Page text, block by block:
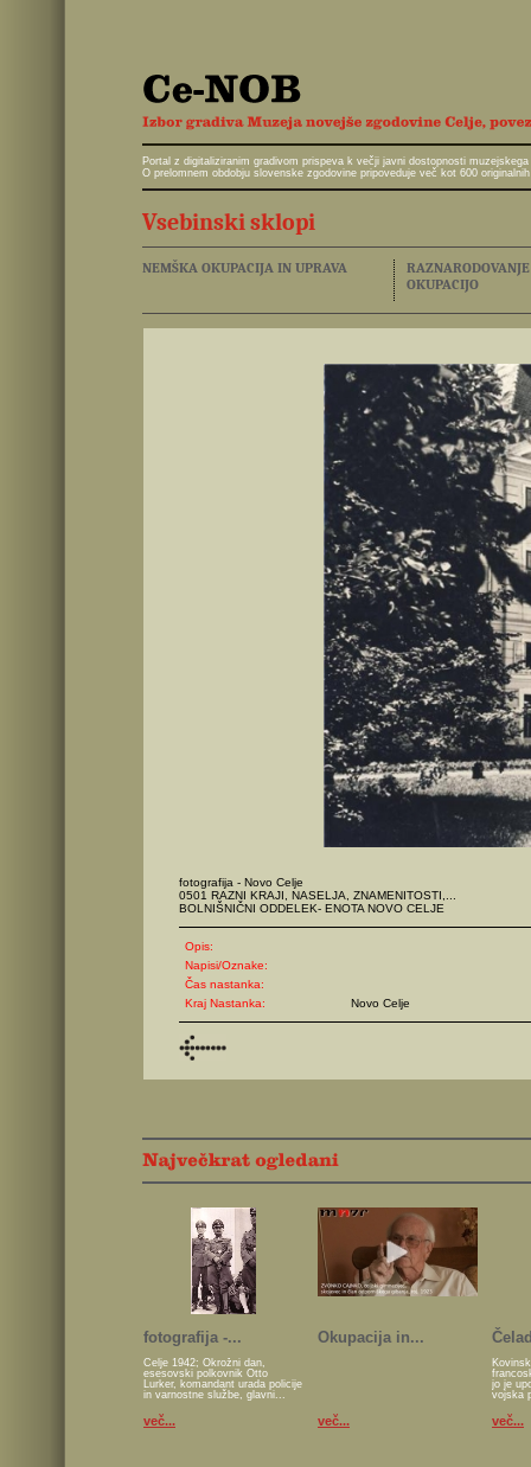
Portal z digitaliziranim gradivom prispeva k večji javni dostopnosti
O prelomnem obdobju slovenske zgodovine pripoveduje več kot 600
Vsebinski sklopi
NEMŠKA OKUPACIJA IN UPRAVA
OKUPACIJO
fotografija - Novo Celje
0501 RAZNI KRAJI, NASELJA, ZNAMENITOSTI,...
BOLNIŠNIČNI ODDELEK- ENOTA NOVO CELJE
Opis:
Napisi/Oznake:
Čas nastanka:
Kraj Nastanka:
Novo Celje
fotografija -...
Celje 1942; Okrožni dan,
esesovski polkovnik Otto
Lurker, komandant urada policije
in varnostne službe, glavni...
več...
Okupacija in...
več...
jo je
vojska
več...